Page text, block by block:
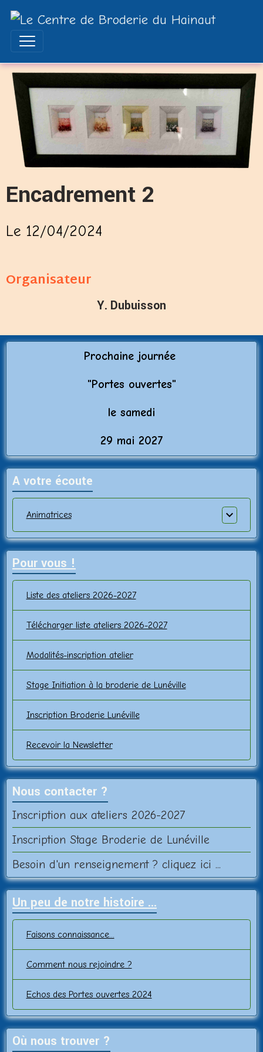
Encadrement 2
Le 12/04/2024
Organisateur
Y. Dubuisson
Prochaine journée
"Portes ouvertes"
le samedi
29 mai 2027
A votre écoute
Animatrices
Pour vous !
Liste des ateliers 2026-2027
Télécharger liste ateliers 2026-2027
Modalités-inscription atelier
Stage Initiation à la broderie de Lunéville
Inscription Broderie Lunéville
Recevoir la Newsletter
Nous contacter ?
Inscription aux ateliers 2026-2027
Inscription Stage Broderie de Lunéville
Besoin d'un renseignement ? cliquez ici ...
Un peu de notre histoire ...
Faisons connaissance...
Comment nous rejoindre ?
Echos des Portes ouvertes 2024
Où nous trouver ?